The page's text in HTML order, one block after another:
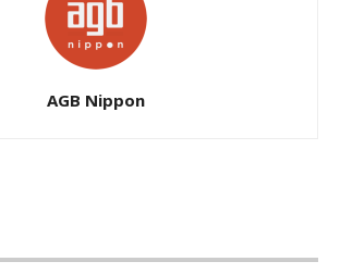
AGB Nippon